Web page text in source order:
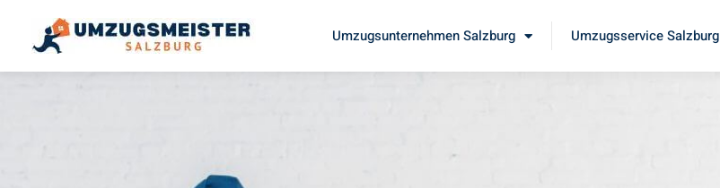
Umzugsunternehmen Salzburg Umzugsservice Salzburg